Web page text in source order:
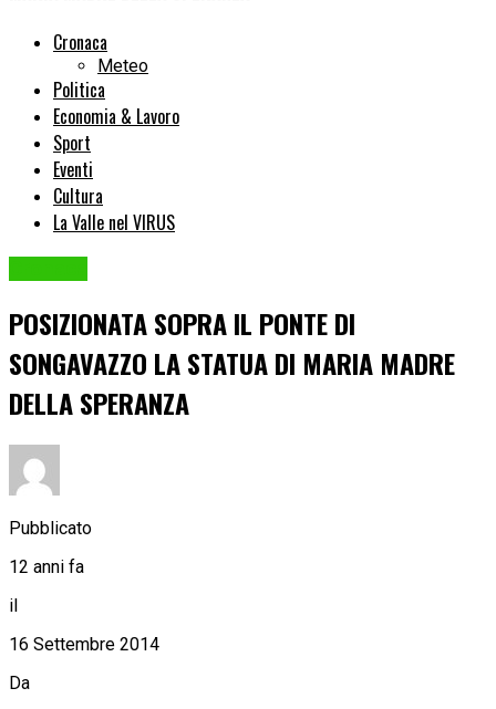
Cronaca
Meteo
Politica
Economia & Lavoro
Sport
Eventi
Cultura
La Valle nel VIRUS
POSIZIONATA SOPRA IL PONTE DI
SONGAVAZZO LA STATUA DI MARIA MADRE
DELLA SPERANZA
Pubblicato
12 anni fa
il
16 Settembre 2014
Da